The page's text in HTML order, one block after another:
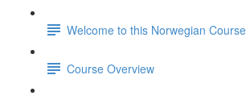
Welcome to this Norwegian
Course Overview